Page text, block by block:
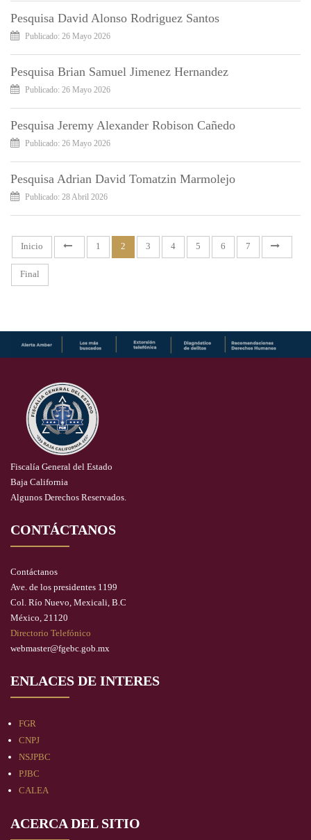
Pesquisa David Alonso Rodriguez Santos
Publicado: 26 Mayo 2026
Pesquisa Brian Samuel Jimenez Hernandez
Publicado: 26 Mayo 2026
Pesquisa Jeremy Alexander Robison Cañedo
Publicado: 26 Mayo 2026
Pesquisa Adrian David Tomatzin Marmolejo
Publicado: 28 Abril 2026
Inicio 1 2 3 4 5 6 7
Final
Fiscalía General del Estado
Baja California
Algunos Derechos Reservados.
CONTÁCTANOS
Contáctanos
Ave. de los presidentes 1199
Col. Río Nuevo, Mexicali, B.C
México, 21120
Directorio Telefónico
webmaster@fgebc.gob.mx
ENLACES DE INTERES
FGR
CNPJ
NSJPBC
PJBC
CALEA
ACERCA DEL SITIO